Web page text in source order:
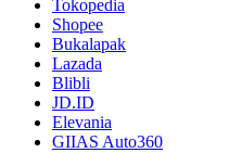
Tokopedia
Shopee
Bukalapak
Lazada
Blibli
JD.ID
Elevania
GIIAS Auto360